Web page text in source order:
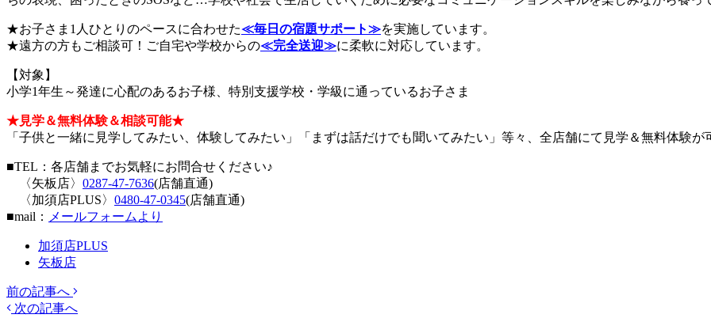
★お子さま1人ひとりのペースに合わせた≪毎日の宿題サポート≫を実施しています。
★遠方の方もご相談可！ご自宅や学校からの≪完全送迎≫に柔軟に対応しています。
【対象】
小学1年生～発達に心配のあるお子様、特別支援学校・学級に通っているお子さま
★見学＆無料体験＆相談可能★
「子供と一緒に見学してみたい、体験してみたい」「まずは話だけでも聞いてみたい」等々、全店舗にて見学＆無料体験が
■TEL：各店舗までお気軽にお問合せください♪
〈矢板店〉 0287-47-7636(店舗直通)
〈加須店PLUS〉 0480-47-0345(店舗直通)
■mail：
メールフォームより
加須店PLUS
矢板店
前の記事へ
次の記事へ